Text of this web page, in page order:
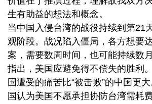
生有助益的想法和概念。
当中国入侵台湾的战役持续到第21
观阶段。战况陷入僵局，各方想要
案，需要数周时间，也可能持续数
指出，美国应避免得不偿失的胜利
国遭受的痛苦比“被击败”的中国更
国认为美国不愿承担协防台湾需耗